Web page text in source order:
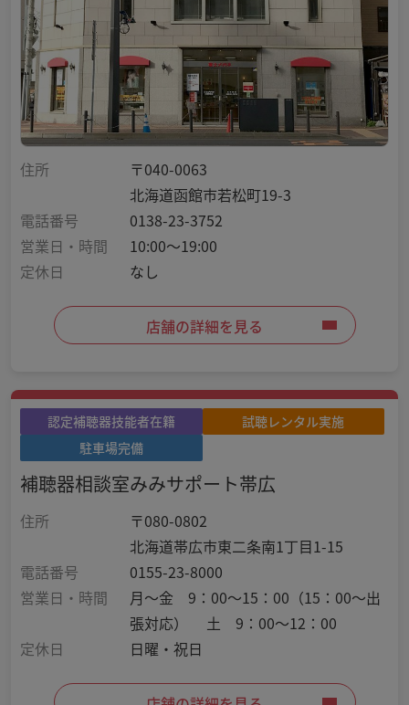
住所
〒040-0063
北海道函館市若松町19-3
電話番号
0138-23-3752
営業日・時間
10:00～19:00
定休日
なし
店舗の詳細を見る
認定補聴器技能者在籍
試聴レンタル実施
駐車場完備
補聴器相談室みみサポート帯広
住所
〒080-0802
北海道帯広市東二条南1丁目1-15
電話番号
0155-23-8000
営業日・時間
月～金 9：00～15：00（15：00～出
張対応） 土 9：00～12：00
定休日
日曜・祝日